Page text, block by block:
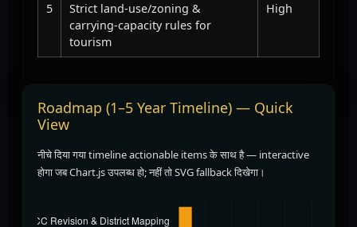
5
Strict land-use/zoning &
carrying-capacity rules for
tourism
High
Roadmap (1–5 Year Timeline) — Quick
View
नीचे दिया गया timeline actionable items के साथ है — interactive
होगा जब Chart.js उपलब्ध हो; नहीं तो SVG fallback दिखेगा।